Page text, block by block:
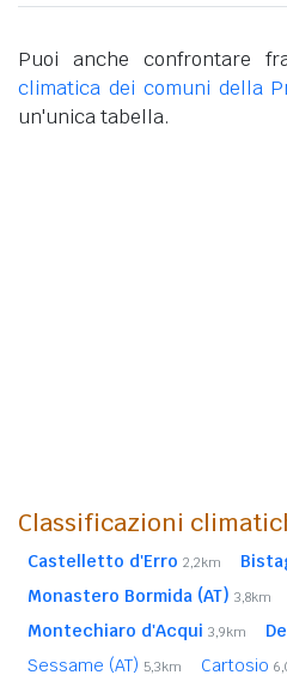
Puoi anche confrontare
climatica dei comuni della
un'unica tabella.
Classificazioni
Castelletto d'Erro 2,2km
Monastero Bormida (AT) 3,8km
Montechiaro d'Acqui 3,9km
Sessame (AT) 5,3km Cartosio